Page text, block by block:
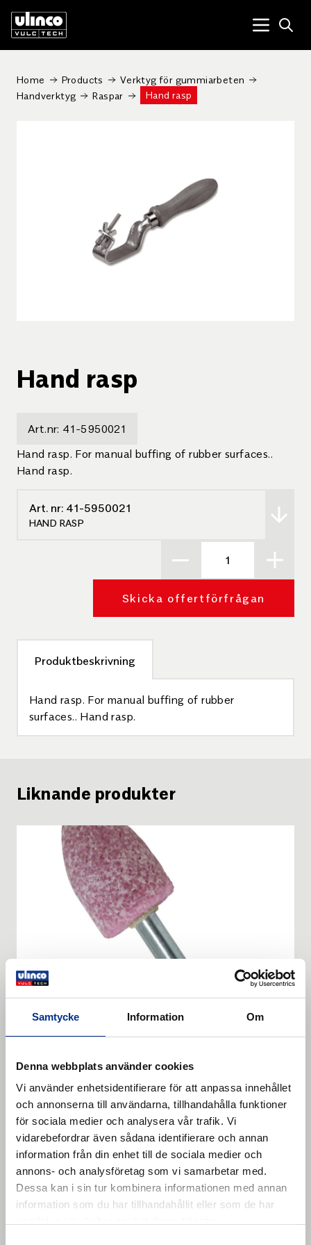
Samtycke Information Om
Denna webbplats använder cookies
Vi använder enhetsidentifierare för att anpassa innehållet
och annonserna till användarna, tillhandahålla funktioner
för sociala medier och analysera vår trafik. Vi
vidarebefordrar även sådana identifierare och annan
information från din enhet till de sociala medier och
annons- och analysföretag som vi samarbetar med.
Dessa kan i sin tur kombinera informationen med annan
information som du har tillhandahållit eller som de har
Menu
Home Products
Verktyg för gummiarbeten
Handverktyg
Raspar Hand rasp
Hand rasp
Art.nr: 41-5950021
Hand rasp. For manual buffing of rubber surfaces..
Hand rasp.
Art. nr: 41-5950021
HAND RASP
Skicka offertförfrågan
Produktbeskrivning
Hand rasp. For manual buffing of rubber
surfaces.. Hand rasp.
Liknande produkter
PENCIL STONE SP 2032 6 AR
För användning med borrchuck
Läs mer